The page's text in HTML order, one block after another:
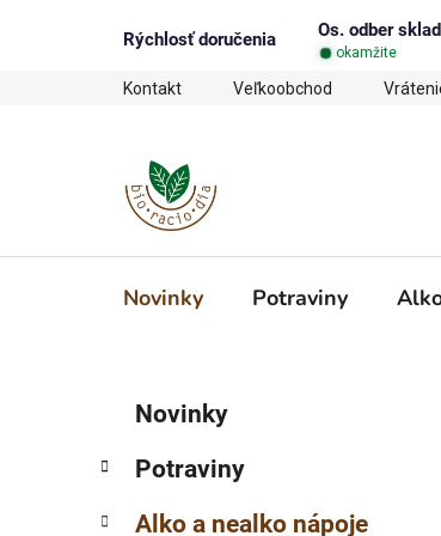
Rýchlosť doručenia Os. odber
okamžite
Kontakt Veľkoobchod
Novinky Potraviny
č
ý
kategórie
e
ó
Novinky
Potraviny
Alko a nealko nápoje